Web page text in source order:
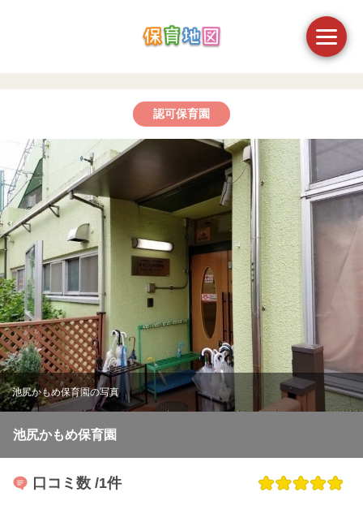
認可保育園
池尻かもめ保育園の写真
池尻かもめ保育園
口コミ数 /1件